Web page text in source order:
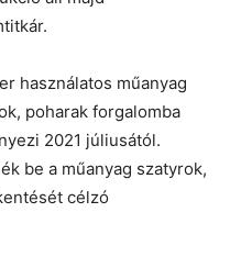
használatos műanyag
poharak forgalomba
2021 júliusától.
be a műanyag szatyrok,
célzó